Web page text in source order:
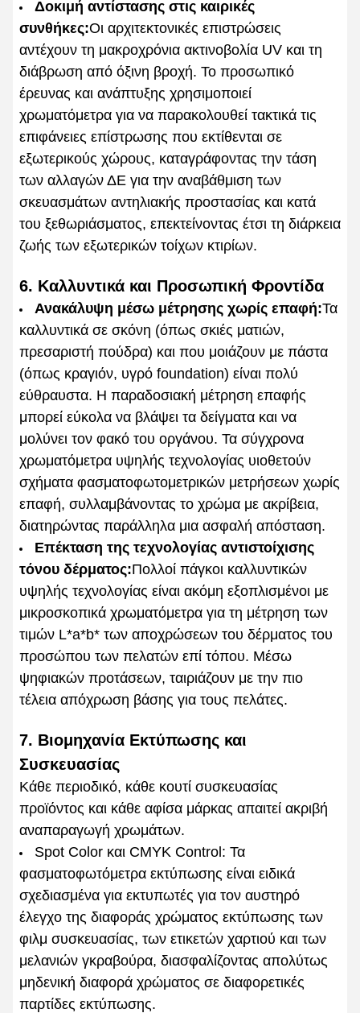
Δοκιμή αντίστασης στις καιρικές
συνθήκες:Οι αρχιτεκτονικές επιστρώσεις
αντέχουν τη μακροχρόνια ακτινοβολία UV και τη
διάβρωση από όξινη βροχή. Το προσωπικό
έρευνας και ανάπτυξης χρησιμοποιεί
χρωματόμετρα για να παρακολουθεί τακτικά τις
επιφάνειες επίστρωσης που εκτίθενται σε
εξωτερικούς χώρους, καταγράφοντας την τάση
των αλλαγών ΔΕ για την αναβάθμιση των
σκευασμάτων αντηλιακής προστασίας και κατά
του ξεθωριάσματος, επεκτείνοντας έτσι τη διάρκεια
ζωής των εξωτερικών τοίχων κτιρίων.
6. Καλλυντικά και Προσωπική Φροντίδα
Ανακάλυψη μέσω μέτρησης χωρίς επαφή:Τα
καλλυντικά σε σκόνη (όπως σκιές ματιών,
πρεσαριστή πούδρα) και που μοιάζουν με πάστα
(όπως κραγιόν, υγρό foundation) είναι πολύ
εύθραυστα. Η παραδοσιακή μέτρηση επαφής
μπορεί εύκολα να βλάψει τα δείγματα και να
μολύνει τον φακό του οργάνου. Τα σύγχρονα
χρωματόμετρα υψηλής τεχνολογίας υιοθετούν
σχήματα φασματοφωτομετρικών μετρήσεων χωρίς
επαφή, συλλαμβάνοντας το χρώμα με ακρίβεια,
διατηρώντας παράλληλα μια ασφαλή απόσταση.
Επέκταση της τεχνολογίας αντιστοίχισης
τόνου δέρματος:Πολλοί πάγκοι καλλυντικών
υψηλής τεχνολογίας είναι ακόμη εξοπλισμένοι με
μικροσκοπικά χρωματόμετρα για τη μέτρηση των
τιμών L*a*b* των αποχρώσεων του δέρματος του
προσώπου των πελατών επί τόπου. Μέσω
ψηφιακών προτάσεων, ταιριάζουν με την πιο
τέλεια απόχρωση βάσης για τους πελάτες.
7. Βιομηχανία Εκτύπωσης και
Συσκευασίας
Κάθε περιοδικό, κάθε κουτί συσκευασίας
προϊόντος και κάθε αφίσα μάρκας απαιτεί ακριβή
αναπαραγωγή χρωμάτων.
Spot Color και CMYK Control: Τα
φασματοφωτόμετρα εκτύπωσης είναι ειδικά
σχεδιασμένα για εκτυπωτές για τον αυστηρό
έλεγχο της διαφοράς χρώματος εκτύπωσης των
φιλμ συσκευασίας, των ετικετών χαρτιού και των
μελανιών γκραβούρα, διασφαλίζοντας απολύτως
μηδενική διαφορά χρώματος σε διαφορετικές
παρτίδες εκτύπωσης.